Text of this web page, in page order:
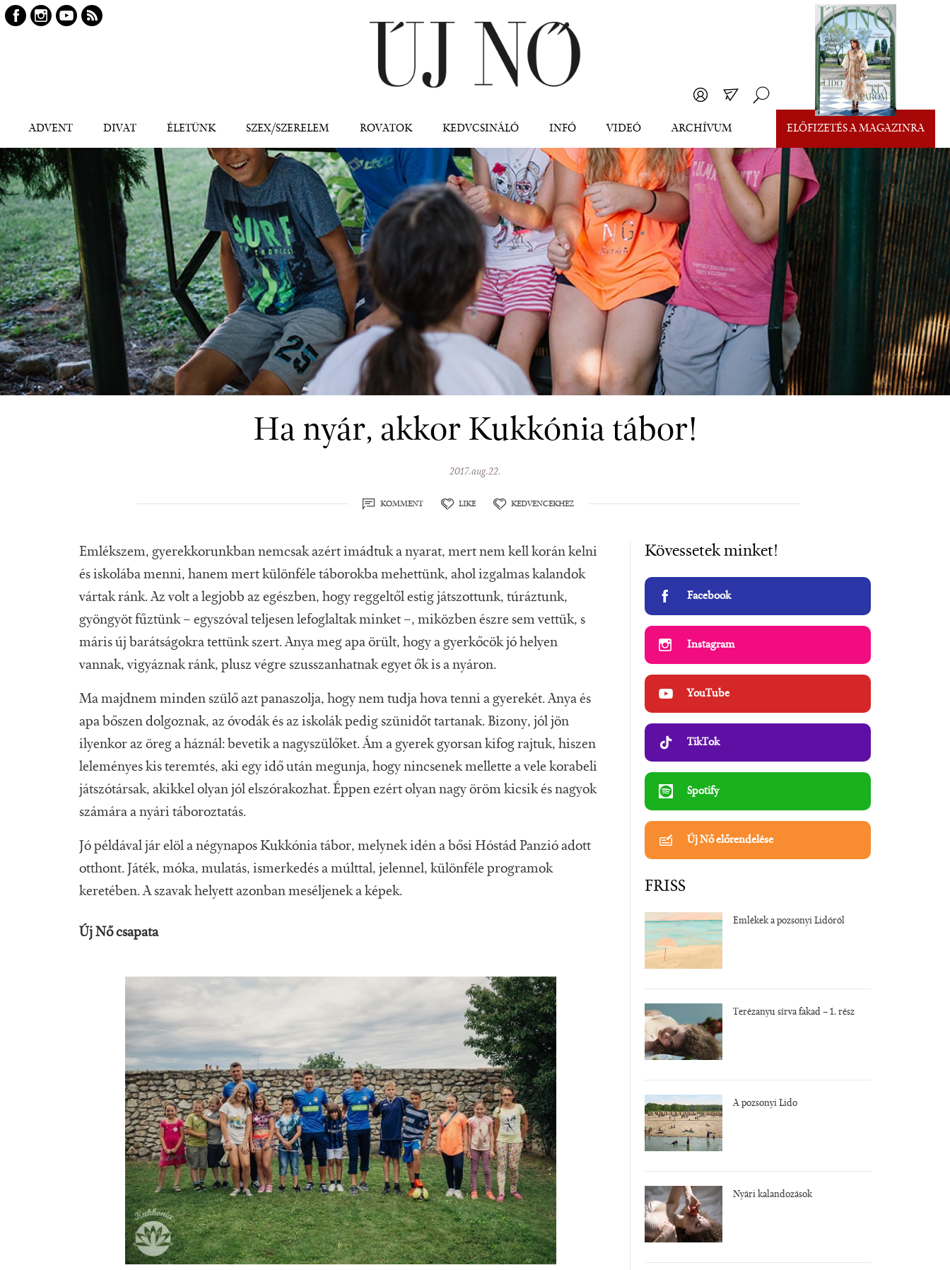
ADVENT DIVAT ÉLETÜNK SZEX/SZERELEM ROVATOK KEDVCSINÁLÓ INFÓ VIDEÓ ARCHÍVUM ELŐFIZETÉS A MAGAZINRA
Ha nyár, akkor Kukkónia tábor!
2017.aug.22.
KOMMENT LIKE KEDVENCEKHEZ
Emlékszem, gyerekkorunkban nemcsak azért imádtuk a nyarat, mert nem kell korán kelni
és iskolába menni, hanem mert különféle táborokba mehettünk, ahol izgalmas kalandok
vártak ránk. Az volt a legjobb az egészben, hogy reggeltől estig játszottunk, túráztunk,
gyöngyöt fűztünk – egyszóval teljesen lefoglaltak minket –, miközben észre sem vettük, s
máris új barátságokra tettünk szert. Anya meg apa örült, hogy a gyerkőcök jó helyen
vannak, vigyáznak ránk, plusz végre szusszanhatnak egyet ők is a nyáron.
Ma majdnem minden szülő azt panaszolja, hogy nem tudja hova tenni a gyerekét. Anya és
apa bőszen dolgoznak, az óvodák és az iskolák pedig szünidőt tartanak. Bizony, jól jön
ilyenkor az öreg a háznál: bevetik a nagyszülőket. Ám a gyerek gyorsan kifog rajtuk, hiszen
leleményes kis teremtés, aki egy idő után megunja, hogy nincsenek mellette a vele korabeli
játszótársak, akikkel olyan jól elszórakozhat. Éppen ezért olyan nagy öröm kicsik és nagyok
számára a nyári táboroztatás.
Jó példával jár elöl a négynapos Kukkónia tábor, melynek idén a bősi Hóstád Panzió adott
otthont. Játék, móka, mulatás, ismerkedés a múlttal, jelennel, különféle programok
keretében. A szavak helyett azonban meséljenek a képek.
Új Nő csapata
Kövessetek minket!
Facebook
Instagram
YouTube
TikTok
Spotify
Új Nő előrendelése
FRISS
Emlékek a pozsonyi Lidóról
Terézanyu sírva fakad – 1. rész
A pozsonyi Lido
Nyári kalandozások